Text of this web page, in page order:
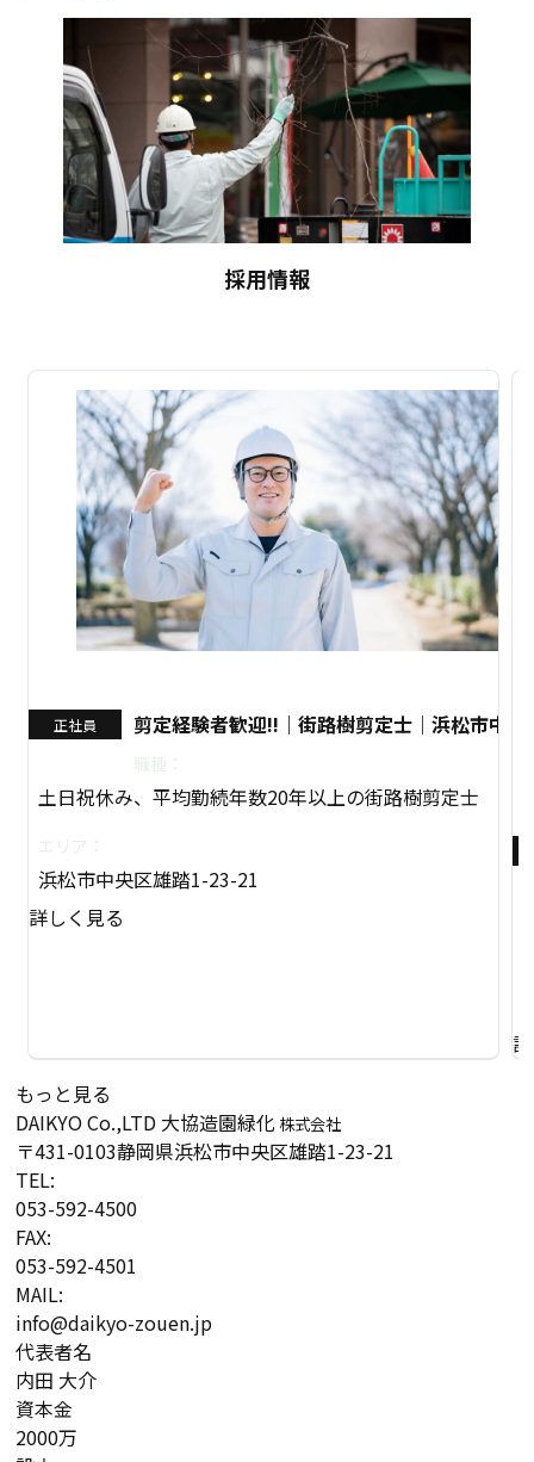
採用情報
正社員 剪定経験者歓迎!!｜街路樹剪定士｜浜松市中央
土日祝休み、平均勤続年数20年以上の街路樹剪定士
浜松市中央区雄踏1-23-21
詳しく見る
もっと見る
DAIKYO Co.,LTD 大協造園緑化 株式会社
〒431-0103静岡県浜松市中央区雄踏1-23-21
TEL:
053-592-4500
FAX:
053-592-4501
MAIL:
info@daikyo-zouen.jp
代表者名
内田 大介
資本金
2000万